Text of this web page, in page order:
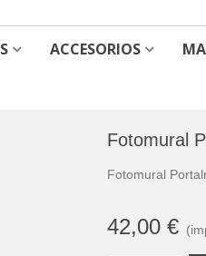
ACCESORIOS
Fotomural
Fotomural
42,00 €